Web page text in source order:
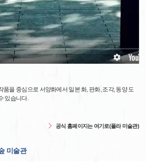
품을 중심으로 서양화에서 일본 화, 판화, 조각, 동양 도
있습니다.
공식 홈페이지는 여기로(폴라 미술관)
미술관